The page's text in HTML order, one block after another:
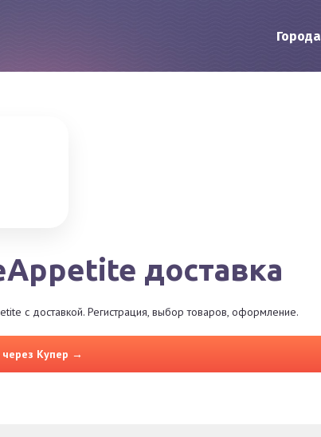
Города
доставка
с доставкой. Регистрация, выбор товаров, оформление.
через Купер →